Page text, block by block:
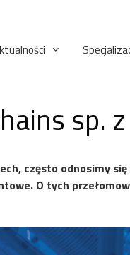
sp.
często odnosimy
O tych